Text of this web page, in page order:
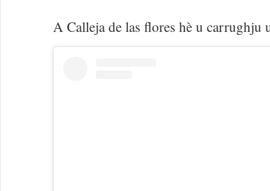
A Calleja de las flores hè u carrughju